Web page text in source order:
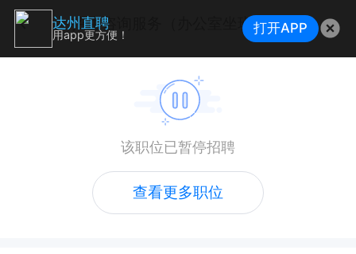
招生咨询服务（办公室坐班+带薪带教+可兼任）
该职位已暂停招聘
查看更多职位
达州直聘
用app更方便！ 打开APP